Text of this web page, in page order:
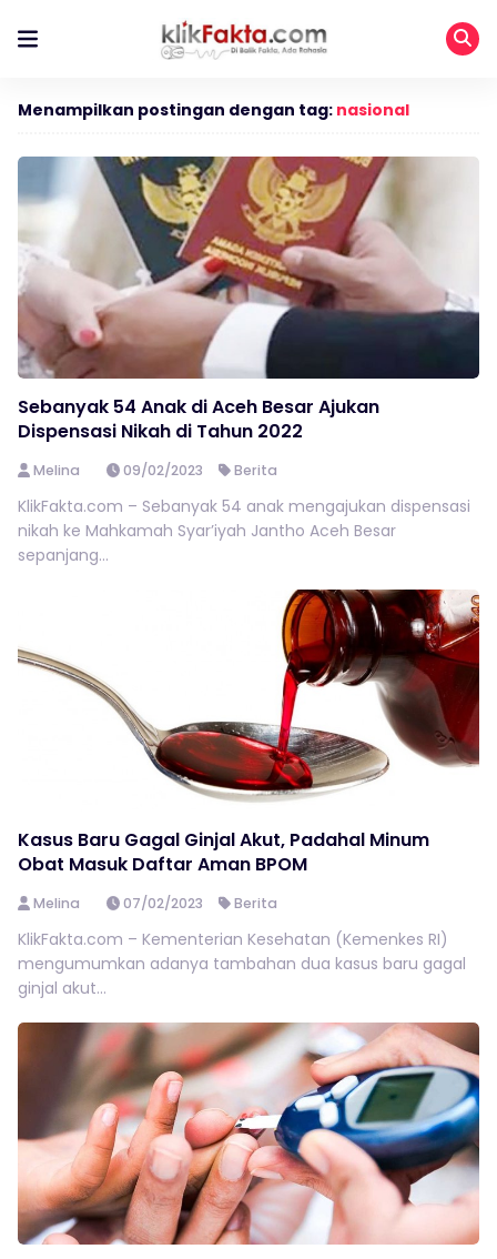
Menampilkan postingan dengan tag: nasional
Sebanyak 54 Anak di Aceh Besar Ajukan
Dispensasi Nikah di Tahun 2022
Melina 09/02/2023 Berita
KlikFakta.com – Sebanyak 54 anak mengajukan dispensasi
nikah ke Mahkamah Syar’iyah Jantho Aceh Besar
sepanjang...
Kasus Baru Gagal Ginjal Akut, Padahal Minum
Obat Masuk Daftar Aman BPOM
Melina 07/02/2023 Berita
KlikFakta.com – Kementerian Kesehatan (Kemenkes RI)
mengumumkan adanya tambahan dua kasus baru gagal
ginjal akut...